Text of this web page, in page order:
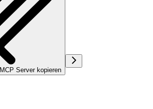
MCP Server kopieren